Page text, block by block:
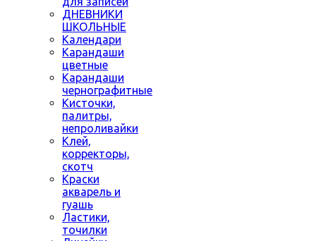
ДНЕВНИКИ
ШКОЛЬНЫЕ
Календари
Карандаши
цветные
Карандаши
чернографитные
Кисточки,
палитры,
непроливайки
Клей,
корректоры,
скотч
Краски
акварель и
гуашь
Ластики,
точилки